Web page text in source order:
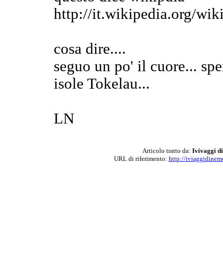
http://it.wikipedia.org/
cosa dire....
seguo un po' il cuore...
isole Tokelau...
LN
Articolo tratto da: Ivivaggi di
URL di riferimento: http://